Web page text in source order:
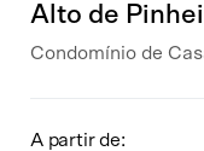
Alto de
Condomínio de
A partir de: